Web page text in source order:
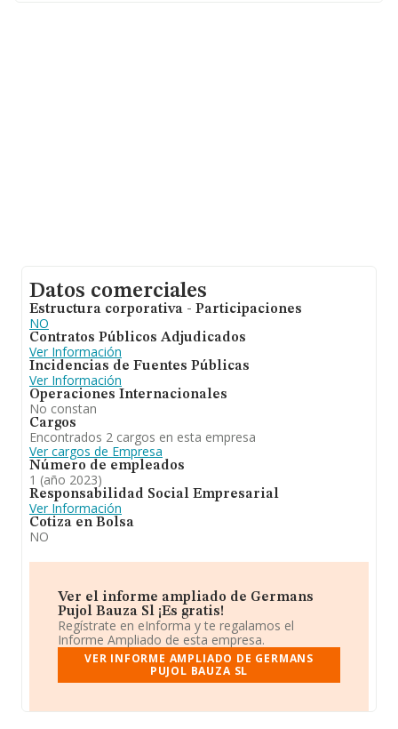
Datos comerciales
Estructura corporativa - Participaciones
NO
Contratos Públicos Adjudicados
Ver Información
Incidencias de Fuentes Públicas
Ver Información
Operaciones Internacionales
No constan
Cargos
Encontrados 2 cargos en esta empresa
Ver cargos de Empresa
Número de empleados
1 (año 2023)
Responsabilidad Social Empresarial
Ver Información
Cotiza en Bolsa
NO
Ver el informe ampliado de Germans
Pujol Bauza Sl ¡Es gratis!
Regístrate en eInforma y te regalamos el
Informe Ampliado de esta empresa.
VER INFORME AMPLIADO DE GERMANS
PUJOL BAUZA SL